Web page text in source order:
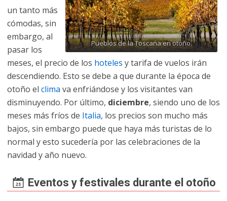
Pueblos de la Toscana en otoño.
un tanto más
cómodas, sin
embargo, al
pasar los
meses, el precio de los hoteles y tarifa de vuelos irán
descendiendo. Esto se debe a que durante la época de
otoño el clima va enfriándose y los visitantes van
disminuyendo. Por último, diciembre, siendo uno de los
meses más fríos de Italia, los precios son mucho más
bajos, sin embargo puede que haya más turistas de lo
normal y esto sucedería por las celebraciones de la
navidad y año nuevo.
Eventos y festivales durante el otoño